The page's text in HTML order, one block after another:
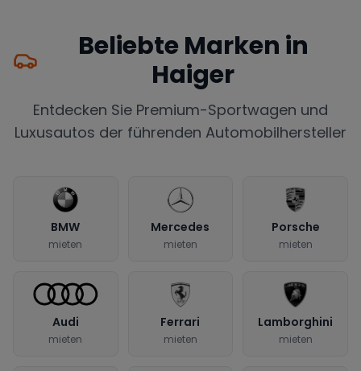
Beliebte Marken in
Haiger
Entdecken Sie Premium-Sportwagen und
Luxusautos der führenden Automobilhersteller
BMW
mieten
Mercedes
mieten
Porsche
mieten
Audi
mieten
Ferrari
mieten
Lamborghini
mieten